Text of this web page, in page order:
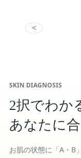
<
SKIN DIAGNOSIS
2択でわか
あなたに
お肌の状態に「A・B